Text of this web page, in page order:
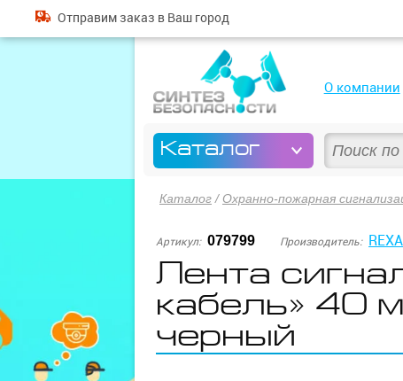
О компании
Каталог
Отправим заказ в Ваш город
Каталог / Охранно-пожарная
Артикул: 079799 Производитель:
Лента
кабель» 40
черный